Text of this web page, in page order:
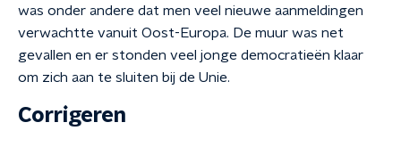
was onder andere dat men veel nieuwe aanmeldingen
verwachtte vanuit Oost-Europa. De muur was net
gevallen en er stonden veel jonge democratieën klaar
om zich aan te sluiten bij de Unie.
Corrigeren